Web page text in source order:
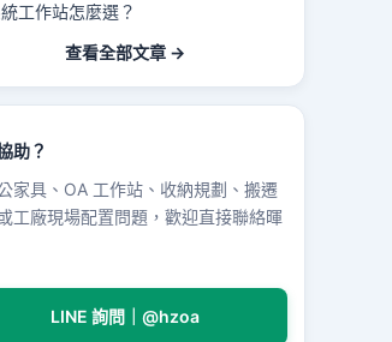
工作站怎麼選？
查看全部文章 →
助？
家具、OA 工作站、收納規劃、搬遷
工廠現場配置問題，歡迎直接聯絡暉
LINE 詢問｜@hzoa